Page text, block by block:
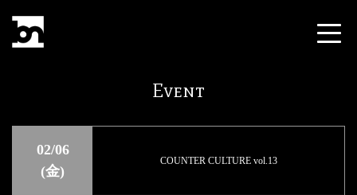
Event
02/06
(金)
COUNTER CULTURE vol.13